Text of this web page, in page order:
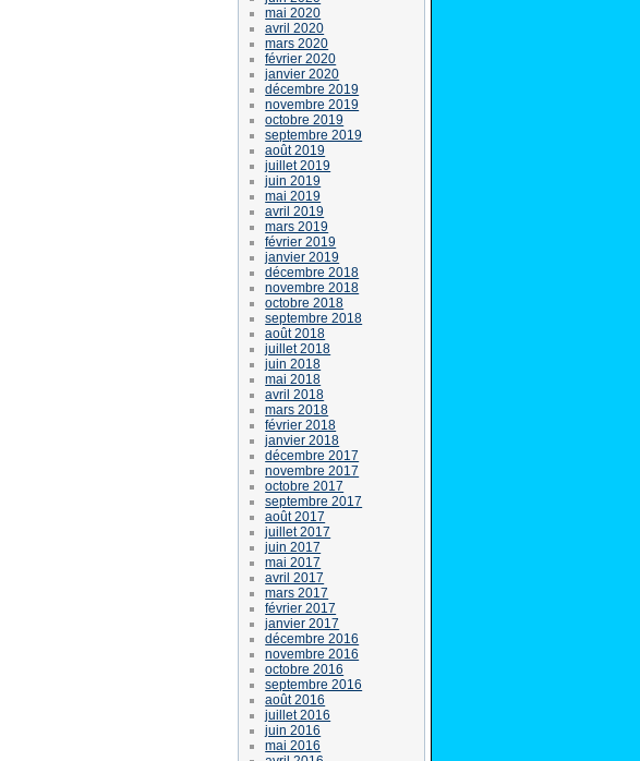
mai 2020
avril 2020
mars 2020
février 2020
janvier 2020
décembre 2019
novembre 2019
octobre 2019
septembre 2019
août 2019
juillet 2019
juin 2019
mai 2019
avril 2019
mars 2019
février 2019
janvier 2019
décembre 2018
novembre 2018
octobre 2018
septembre 2018
août 2018
juillet 2018
juin 2018
mai 2018
avril 2018
mars 2018
février 2018
janvier 2018
décembre 2017
novembre 2017
octobre 2017
septembre 2017
août 2017
juillet 2017
juin 2017
mai 2017
avril 2017
mars 2017
février 2017
janvier 2017
décembre 2016
novembre 2016
octobre 2016
septembre 2016
août 2016
juillet 2016
juin 2016
mai 2016